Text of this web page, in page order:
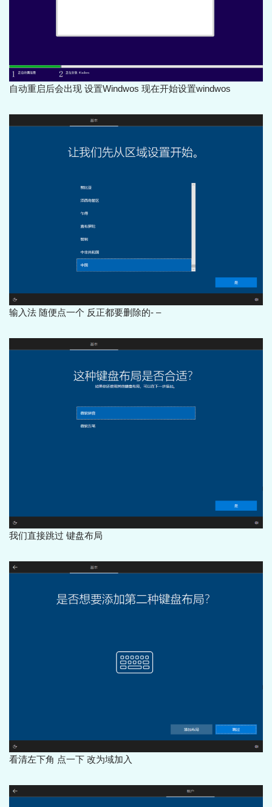
自动重启后会出现 设置Windwos 现在开始设置windwos
输入法 随便点一个 反正都要删除的- –
我们直接跳过 键盘布局
看清左下角 点一下 改为域加入